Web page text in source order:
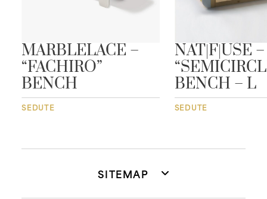
MARBLELACE –
“FACHIRO”
BENCH
SEDUTE
NAT|F|USE –
BENCH – L
SEDUTE
SITEMAP